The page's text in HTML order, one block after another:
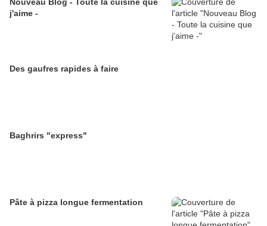
j'aime -
Des gaufres rapides à faire
Baghrirs "express"
Pâte à pizza longue fermentation